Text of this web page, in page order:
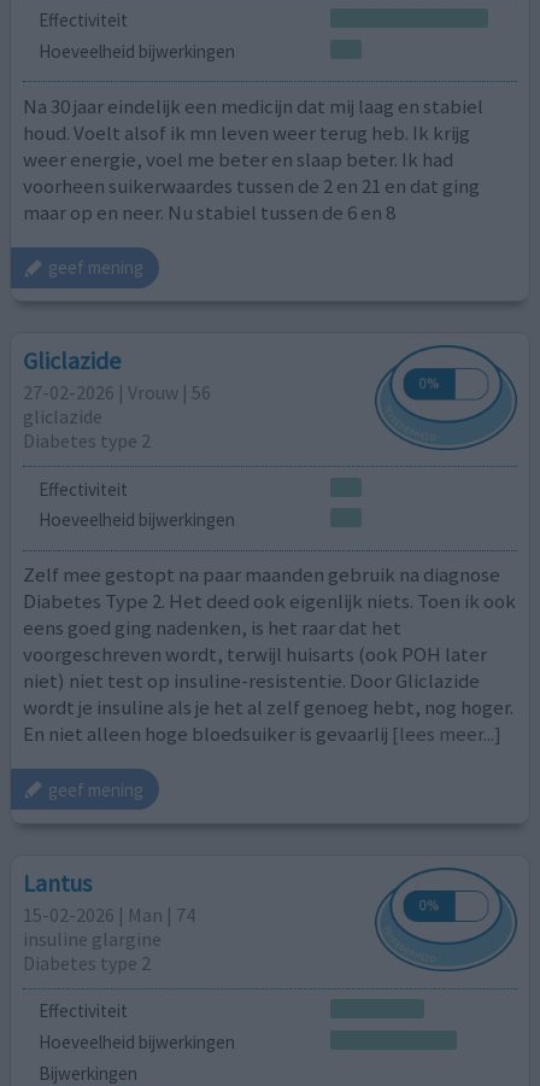
Effectiviteit
Hoeveelheid bijwerkingen
Na 30 jaar eindelijk een medicijn dat mij laag en stabiel
houd. Voelt alsof ik mn leven weer terug heb. Ik krijg
weer energie, voel me beter en slaap beter. Ik had
voorheen suikerwaardes tussen de 2 en 21 en dat ging
maar op en neer. Nu stabiel tussen de 6 en 8
geef mening
Gliclazide
27-02-2026 | Vrouw | 56
gliclazide
Diabetes type 2
Effectiviteit
Hoeveelheid bijwerkingen
Zelf mee gestopt na paar maanden gebruik na diagnose
Diabetes Type 2. Het deed ook eigenlijk niets. Toen ik ook
eens goed ging nadenken, is het raar dat het
voorgeschreven wordt, terwijl huisarts (ook POH later
niet) niet test op insuline-resistentie. Door Gliclazide
wordt je insuline als je het al zelf genoeg hebt, nog hoger.
En niet alleen hoge bloedsuiker is gevaarlij [lees meer...]
geef mening
Lantus
15-02-2026 | Man | 74
insuline glargine
Diabetes type 2
Effectiviteit
Hoeveelheid bijwerkingen
Bijwerkingen